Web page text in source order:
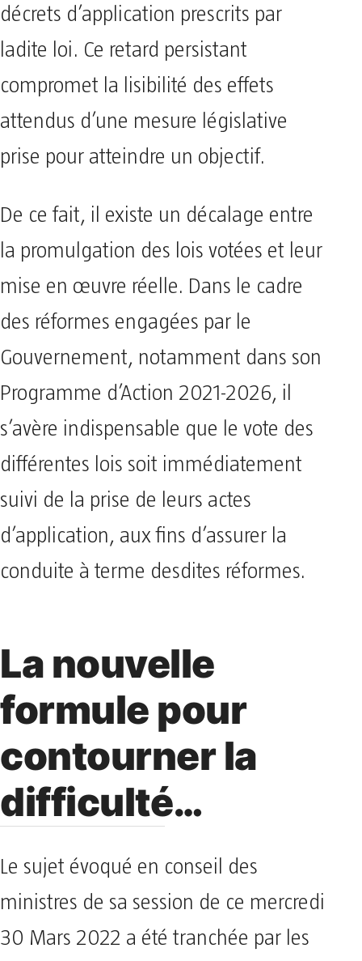
décrets d’application prescrits par
ladite loi. Ce retard persistant
compromet la lisibilité des effets
attendus d’une mesure législative
prise pour atteindre un objectif.
De ce fait, il existe un décalage entre
la promulgation des lois votées et leur
mise en œuvre réelle. Dans le cadre
des réformes engagées par le
Gouvernement, notamment dans son
Programme d’Action 2021-2026, il
s’avère indispensable que le vote des
différentes lois soit immédiatement
suivi de la prise de leurs actes
d’application, aux fins d’assurer la
conduite à terme desdites réformes.
La nouvelle
formule pour
contourner la
difficulté…
Le sujet évoqué en conseil des
ministres de sa session de ce mercredi
30 Mars 2022 a été tranchée par les